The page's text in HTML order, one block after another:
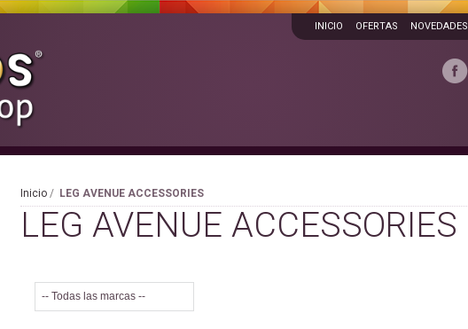
INICIO OFERTAS NOVEDADES
Inicio LEG AVENUE ACCESSORIES
LEG AVENUE ACCESSORIES